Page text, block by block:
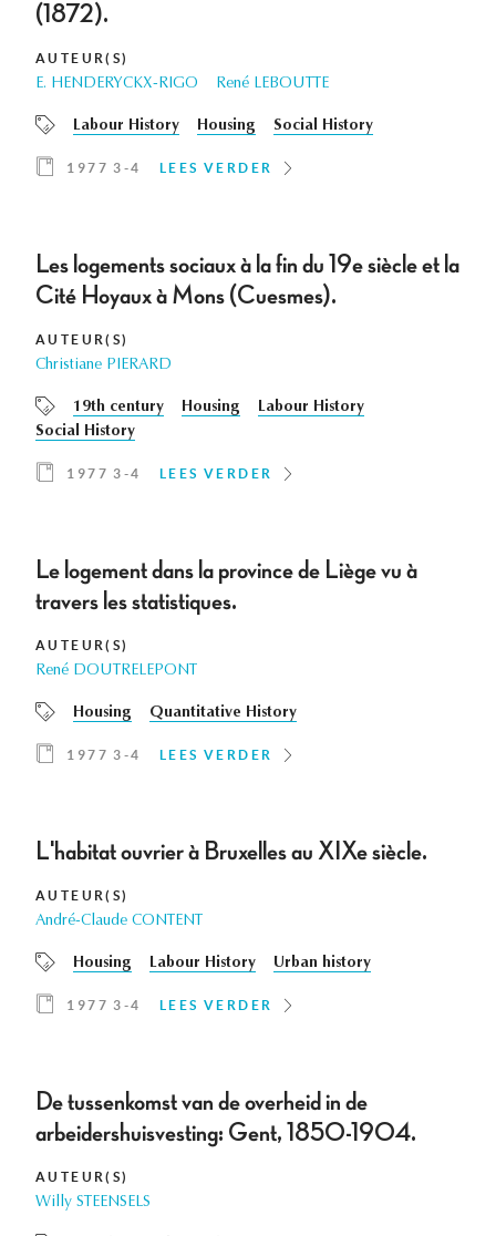
(1872).
AUTEUR(S)
E. HENDERYCKX-RIGO René LEBOUTTE
Labour History Housing Social History
1977 3-4 LEES VERDER
Les logements sociaux à la fin du 19e siècle et la
Cité Hoyaux à Mons (Cuesmes).
AUTEUR(S)
Christiane PIERARD
19th century Housing
Labour History
Social History
1977 3-4 LEES VERDER
Le logement dans la province de Liège vu à
travers les statistiques.
AUTEUR(S)
René DOUTRELEPONT
Housing Quantitative History
1977 3-4 LEES VERDER
L'habitat ouvrier à Bruxelles au XIXe siècle.
AUTEUR(S)
André-Claude CONTENT
Housing Labour History Urban history
1977 3-4 LEES VERDER
De tussenkomst van de overheid in de
arbeidershuisvesting: Gent, 1850-1904.
AUTEUR(S)
Willy STEENSELS